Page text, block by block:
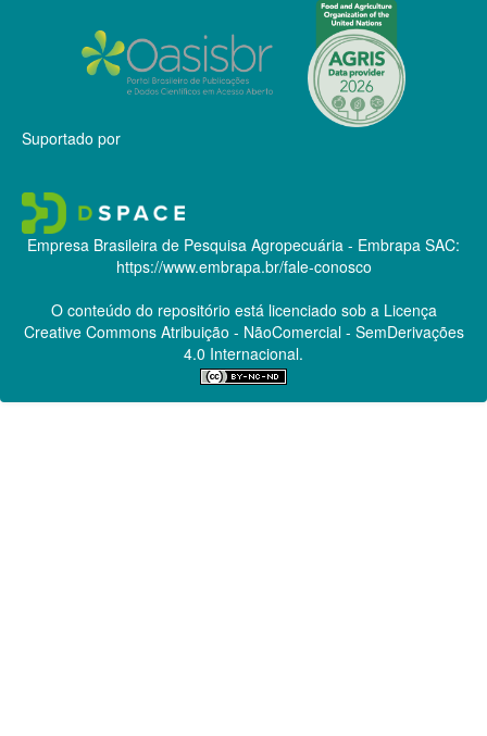
Suportado por
Empresa Brasileira de Pesquisa Agropecuária - Embrapa SAC:
https://www.embrapa.br/fale-conosco
O conteúdo do repositório está licenciado sob a Licença
Creative CommonsAtribuição - NãoComercial - SemDerivações
4.0 Internacional.